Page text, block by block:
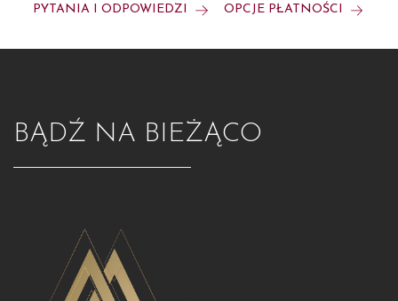
PYTANIA I ODPOWIEDZI OPCJE PŁATNOŚCI
BĄDŹ NA BIEŻĄCO